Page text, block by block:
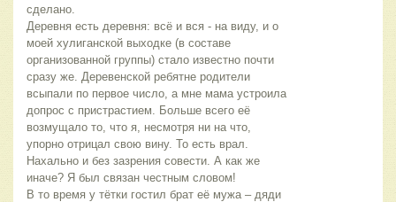
сделано.
Деревня есть деревня: всё и вся - на виду, и о
моей хулиганской выходке (в составе
организованной группы) стало известно почти
сразу же. Деревенской ребятне родители
всыпали по первое число, а мне мама устроила
допрос с пристрастием. Больше всего её
возмущало то, что я, несмотря ни на что,
упорно отрицал свою вину. То есть врал.
Нахально и без зазрения совести. А как же
иначе? Я был связан честным словом!
В то время у тётки гостил брат её мужа – дяди